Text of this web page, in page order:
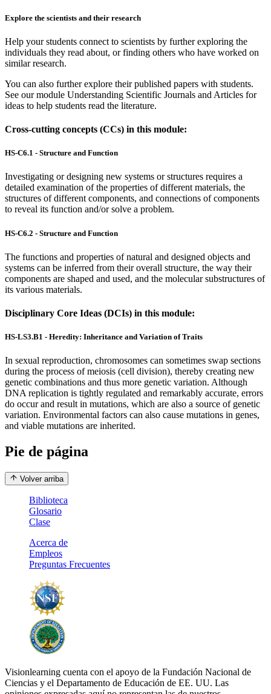
Explore the scientists and their research
Help your students connect to scientists by further exploring the
individuals they read about, or finding others who have worked on
similar research.
You can also further explore their published papers with students.
See our module Understanding Scientific Journals and Articles for
ideas to help students read the literature.
Cross-cutting concepts (CCs) in this module:
HS-C6.1 - Structure and Function
Investigating or designing new systems or structures requires a
detailed examination of the properties of different materials, the
structures of different components, and connections of components
to reveal its function and/or solve a problem.
HS-C6.2 - Structure and Function
The functions and properties of natural and designed objects and
systems can be inferred from their overall structure, the way their
components are shaped and used, and the molecular substructures of
its various materials.
Disciplinary Core Ideas (DCIs) in this module:
HS-LS3.B1 - Heredity: Inheritance and Variation of Traits
In sexual reproduction, chromosomes can sometimes swap sections
during the process of meiosis (cell division), thereby creating new
genetic combinations and thus more genetic variation. Although
DNA replication is tightly regulated and remarkably accurate, errors
do occur and result in mutations, which are also a source of genetic
variation. Environmental factors can also cause mutations in genes,
and viable mutations are inherited.
Pie de página
Volver arriba
Biblioteca
Glosario
Clase
Acerca de
Empleos
Preguntas Frecuentes
Visionlearning cuenta con el apoyo de la Fundación Nacional de
Ciencias y el Departamento de Educación de EE. UU. Las